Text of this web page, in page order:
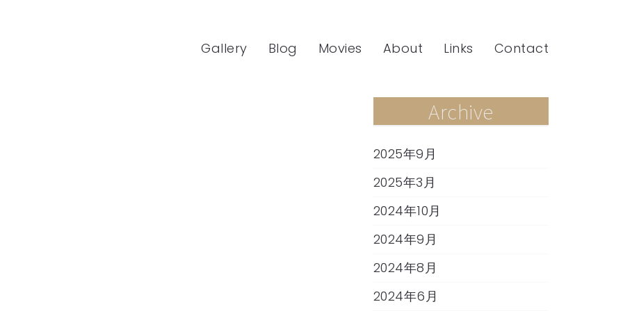
Gallery Blog Movies About Links Contact
Archive
2025年9月
2025年3月
2024年10月
2024年9月
2024年8月
2024年6月